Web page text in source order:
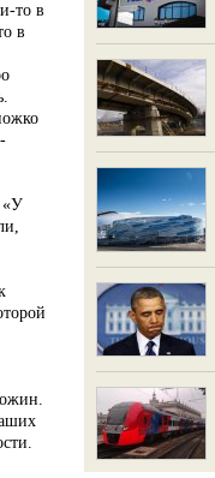
то в
в
«У